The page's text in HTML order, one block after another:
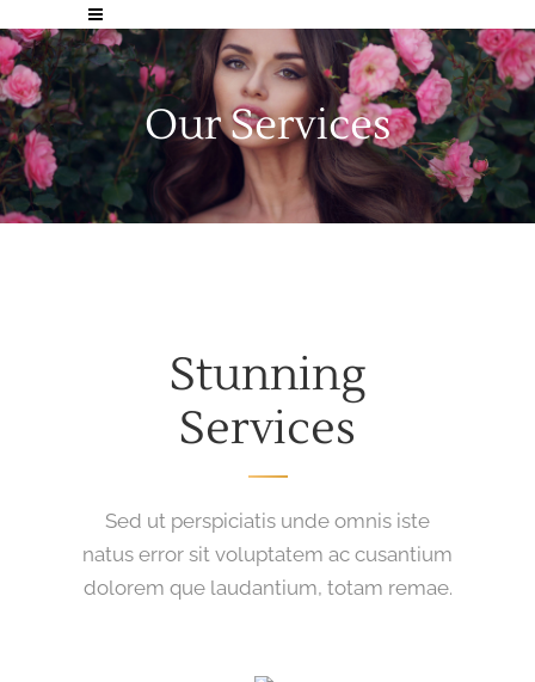
Our Services
Stunning
Services
Sed ut perspiciatis unde omnis iste
natus error sit voluptatem ac cusantium
dolorem que laudantium, totam remae.